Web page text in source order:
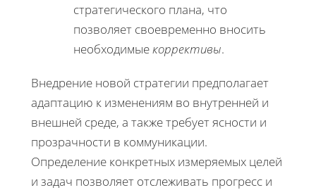
стратегического плана, что
позволяет своевременно вносить
необходимыекоррективы.
Внедрение новой стратегии предполагает
адаптацию к изменениям во внутренней и
внешней среде, а также требует ясности и
прозрачности в коммуникации.
Определение конкретных измеряемых целей
и задач позволяет отслеживать прогресс и